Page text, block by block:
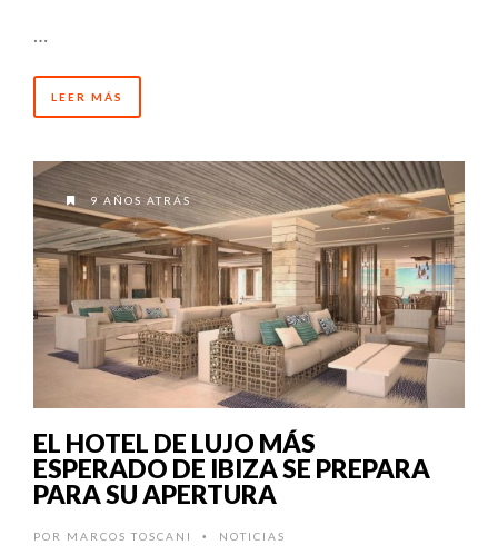
…
LEER MÁS
9 AÑOS ATRÁS
EL HOTEL DE LUJO MÁS
ESPERADO DE IBIZA SE PREPARA
PARA SU APERTURA
POR MARCOS TOSCANI • NOTICIAS